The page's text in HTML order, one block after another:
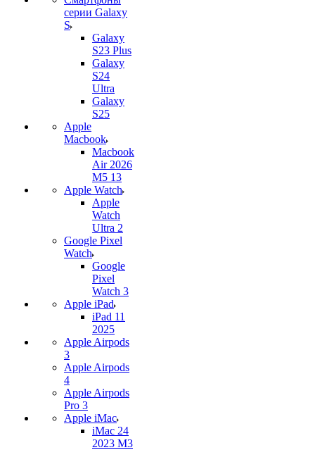
серии Galaxy
S
Galaxy
S23 Plus
Galaxy
S24
Ultra
Galaxy
S25
Apple
Macbook
Macbook
Air 2026
M5 13
Apple Watch
Apple
Watch
Ultra 2
Google Pixel
Watch
Google
Pixel
Watch 3
Apple iPad
iPad 11
2025
Apple Airpods
3
Apple Airpods
4
Apple Airpods
Pro 3
Apple iMac
iMac 24
2023 M3